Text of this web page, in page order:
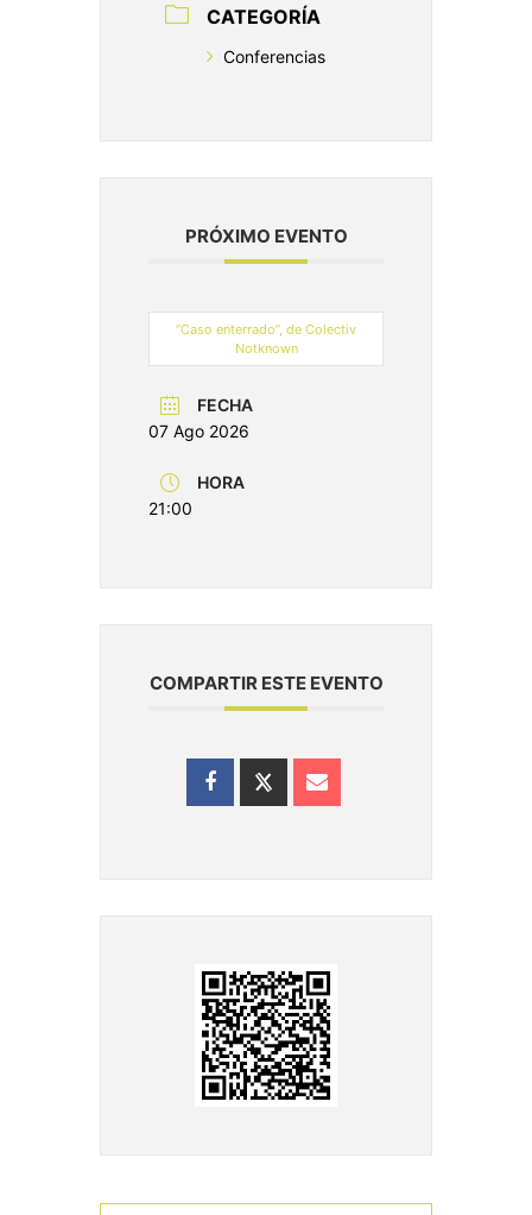
CATEGORÍA
Conferencias
PRÓXIMO EVENTO
“Caso enterrado”, de Colectiv
Notknown
FECHA
07 Ago 2026
HORA
21:00
COMPARTIR ESTE EVENTO